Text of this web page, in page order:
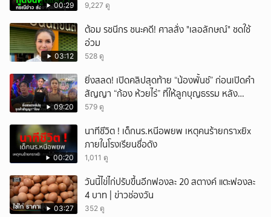
00:29 9,227 ดู
03:12
ต้อม รชนีกร ชนะคดี! ศาลสั่ง "เลอลักษณ์" ชดใช้
อ่วม
528 ดู
09:20
ยิ่งสลด! เปิดคลิปสุดท้าย “น้องพั้นช์” ก่อนเปิดคำ
สัญญา “ก้อง ห้วยไร่” ที่ให้ลูกบุญธรรม หลัง
ลาโลก!
579 ดู
00:20
นาทีชีวิต ! เด็กนร.หนีอพยพ เหตุคนร้ายกราxยิx
ภายในโรงเรียนชื่อดัง
1,011 ดู
03:27
วันนี้ไข่ไก่ปรับขึ้นอีกฟองละ 20 สตางค์ แตะฟองละ
4 บาท | ข่าวช่องวัน
352 ดู